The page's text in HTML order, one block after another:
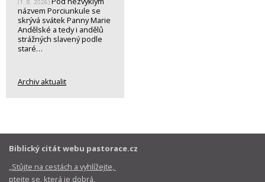
(1. 8. 2026)
názvem Porciunkule se
skrývá svátek Panny Marie
Andělské a tedy i andělů
strážných slavený podle
staré…
Archiv aktualit
Biblický citát webu pastorace.cz
„Stůjte na cestách a vyhlížejte,
ptejte se, která je dobrá,